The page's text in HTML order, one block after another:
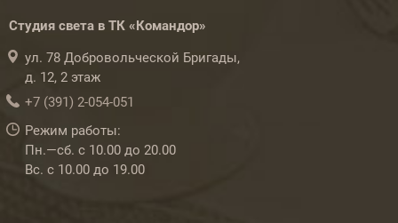
Студия света в ТК «Командор»
ул. 78 Добровольческой Бригады,
д. 12, 2 этаж
+7 (391) 2-054-051
Режим работы:
Пн.—сб. с 10.00 до 20.00
Вс. с 10.00 до 19.00